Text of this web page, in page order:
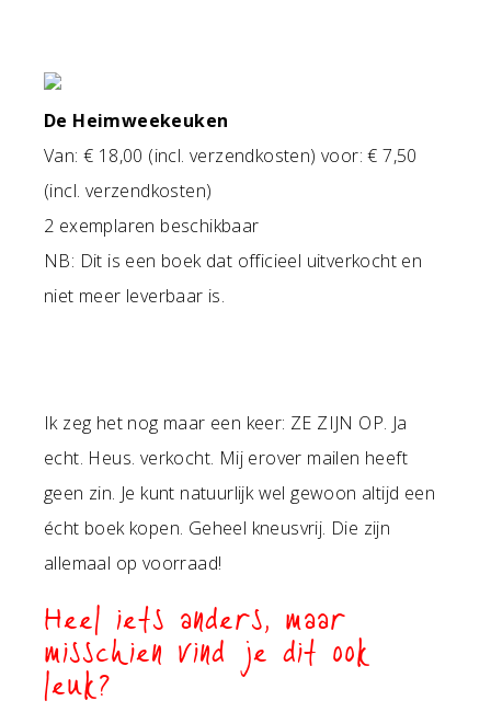
De Heimweekeuken
Van: € 18,00 (incl. verzendkosten) voor: € 7,50
(incl. verzendkosten)
2 exemplaren beschikbaar
NB: Dit is een boek dat officieel uitverkocht en
niet meer leverbaar is.
Ik zeg het nog maar een keer: ZE ZIJN OP. Ja
echt. Heus. verkocht. Mij erover mailen heeft
geen zin. Je kunt natuurlijk wel gewoon altijd een
écht boek kopen. Geheel kneusvrij. Die zijn
allemaal op voorraad!
Heel iets anders, maar
misschien vind je dit ook
leuk?